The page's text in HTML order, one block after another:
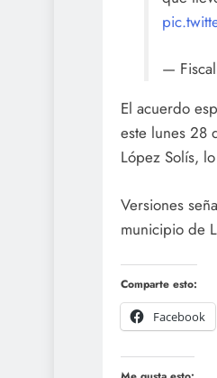
—
El acuerdo
este lunes 28
López Solís,
Versiones
municipio de
Comparte esto:
Facebook